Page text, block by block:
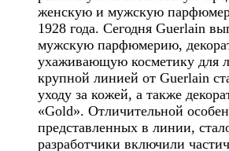
женскую и мужскую
1928 года. Сегодня Guerlain
мужскую парфюмерию,
ухаживающую косметику для
крупной линией от Guerlain
уходу за кожей, а также
«Gold». Отличительной
представленных в линии,
разработчики включили